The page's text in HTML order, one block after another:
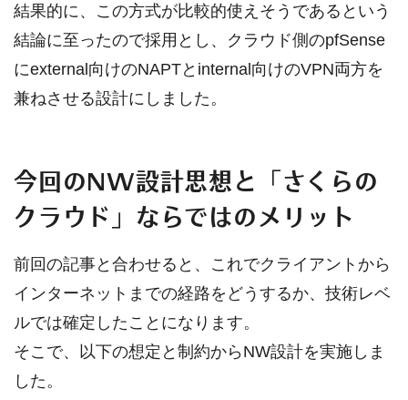
結果的に、この方式が比較的使えそうであるという
結論に至ったので採用とし、クラウド側のpfSense
にexternal向けのNAPTとinternal向けのVPN両方を
兼ねさせる設計にしました。
今回のNW設計思想と「さくらの
クラウド」ならではのメリット
前回の記事と合わせると、これでクライアントから
インターネットまでの経路をどうするか、技術レベ
ルでは確定したことになります。
そこで、以下の想定と制約からNW設計を実施しま
した。